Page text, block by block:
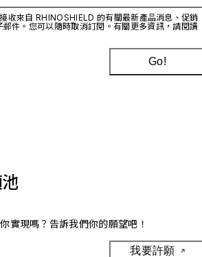
收來自 RHINOSHIELD 的有關最新產品消息、促銷
件。您可以隨時取消訂閱。有關更多資訊，請閱讀
Go!
實現嗎？告訴我們你的願望吧！
我要許願